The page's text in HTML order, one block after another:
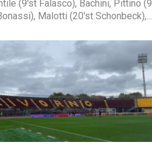
Malotti (20'st Schonbeck),...